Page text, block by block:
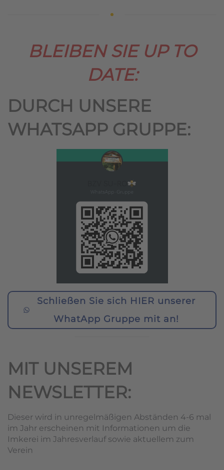
BLEIBEN SIE UP TO
DATE:
DURCH UNSERE
WHATSAPP GRUPPE:
Schließen Sie sich HIER unserer
WhatApp Gruppe mit an!
MIT UNSEREM
NEWSLETTER:
Dieser wird in unregelmäßigen Abständen 4-6 mal
im Jahr erscheinen mit Informationen um die
Imkerei im Jahresverlauf sowie aktuellem zum
Verein